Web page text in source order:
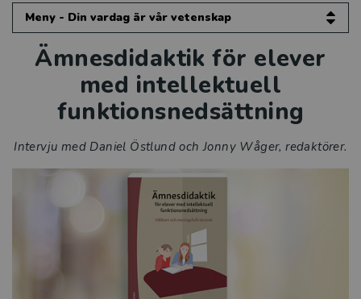
Meny - Din vardag är vår vetenskap
Din vardag är vår vetenskap
Kompetensutveckling för dig inom
förskola
Kompetensutveckling för dig inom skola
och fritidshem
Intervjuer
Att leda ett effektivt elevhälsoarbete
Alternativa och kompletterande former
Ämnesdidaktik för elever
med intellektuell
funktionsnedsättning
Intervju med Daniel Östlund och Jonny Wåger,redaktörer.